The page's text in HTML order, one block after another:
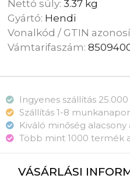
Nettó súly:3.37 kg
Gyártó: Hendi
Vonalkód / GTIN
Vámtarifaszám:
Ingyenes szállítás
Szállítás 1-8
Kiváló minőség alacsony
Több mint 1000 termék
VÁSÁRLÁSI